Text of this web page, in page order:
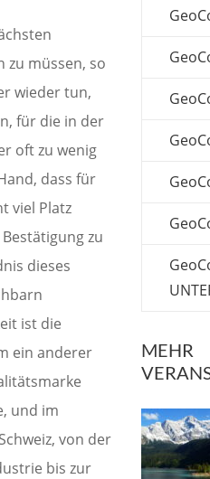
zu müssen, so
wieder tun,
für die in der
oft zu wenig
dass für
viel Platz
zu
dieses
ist die
ein anderer
und im
von der
bis zur
MEHR